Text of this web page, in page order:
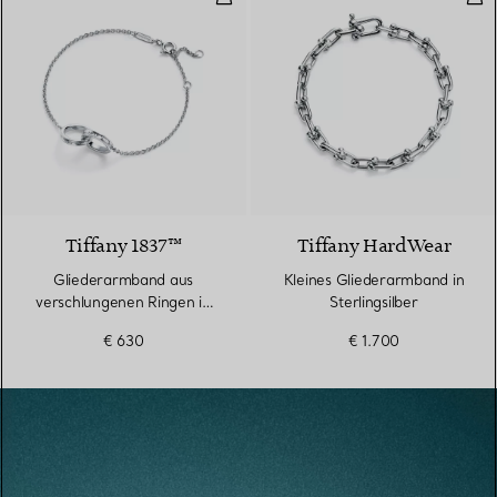
Tiffany 1837™
Gliederarmband aus
verschlungenen Ringen in
€ 630
Tiffany HardWear
Kleines Gliederarmband in
Sterlingsilber
€ 1.700